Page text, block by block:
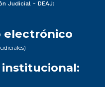
Judicial - DEAJ:
electrónico